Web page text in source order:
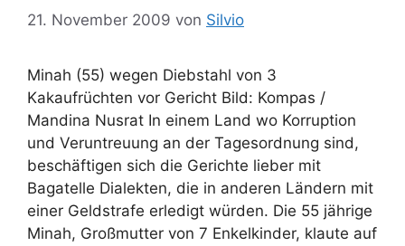
21. November 2009 von Silvio
Minah (55) wegen Diebstahl von 3
Kakaufrüchten vor Gericht Bild: Kompas /
Mandina Nusrat In einem Land wo Korruption
und Veruntreuung an der Tagesordnung sind,
beschäftigen sich die Gerichte lieber mit
Bagatelle Dialekten, die in anderen Ländern mit
einer Geldstrafe erledigt würden. Die 55 jährige
Minah, Großmutter von 7 Enkelkinder, klaute auf